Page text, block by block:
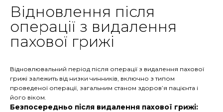
Відновлення після
операції з видалення
пахової грижі
Відновлювальний період після операції з видалення пахової
грижі залежить від низки чинників, включно з типом
проведеної операції, загальним станом здоров’я пацієнта і
його віком.
Безпосередньо після видалення пахової грижі: